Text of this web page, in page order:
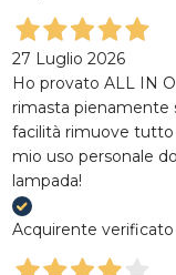
27 Luglio 2026
Ho provato ALL IN
rimasta pienamente
facilità rimuove tutto
mio uso personale
lampada!
Acquirente verificato
Cliccando "Iscriviti"
aver preso visione
Cliccando "Iscriviti"
aver preso visione